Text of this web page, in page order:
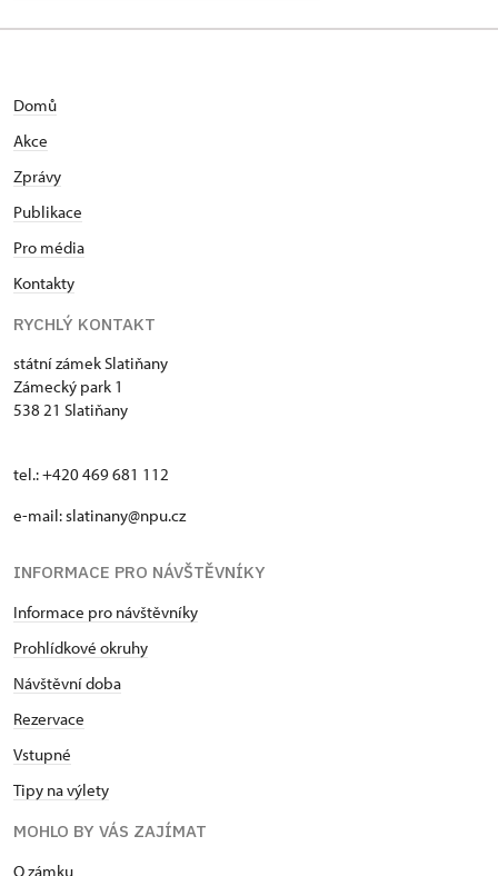
Domů
Akce
Zprávy
Publikace
Pro média
Kontakty
RYCHLÝ KONTAKT
státní zámek Slatiňany
Zámecký park 1
538 21 Slatiňany
tel.: +420 469 681 112
e-mail: slatinany@npu.cz
INFORMACE PRO NÁVŠTĚVNÍKY
Informace pro návštěvníky
Prohlídkové okruhy
Návštěvní doba
Rezervace
Vstupné
Tipy na výlety
MOHLO BY VÁS ZAJÍMAT
O zámku